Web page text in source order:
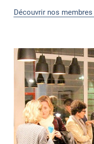
Découvrir nos membres